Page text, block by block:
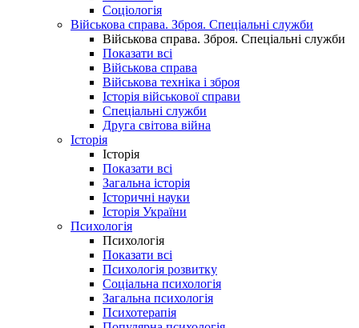
Соціологія
Військова справа. Зброя. Спеціальні служби
Військова справа. Зброя. Спеціальні служби
Показати всі
Військова справа
Військова техніка і зброя
Історія військової справи
Спеціальні служби
Друга світова війна
Історія
Історія
Показати всі
Загальна історія
Історичні науки
Історія України
Психологія
Психологія
Показати всі
Психологія розвитку
Соціальна психологія
Загальна психологія
Психотерапія